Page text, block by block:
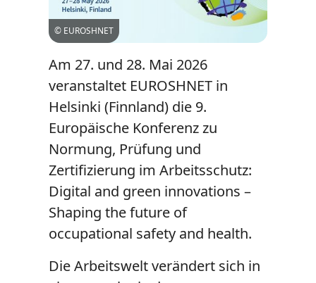
© EUROSHNET
Am 27. und 28. Mai 2026
veranstaltet EUROSHNET in
Helsinki (Finnland) die 9.
Europäische Konferenz zu
Normung, Prüfung und
Zertifizierung im Arbeitsschutz:
Digital and green innovations –
Shaping the future of
occupational safety and health.
Die Arbeitswelt verändert sich in